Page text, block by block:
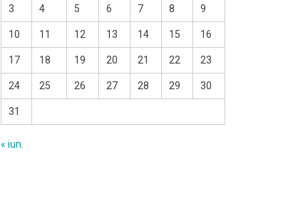
3 4 5 6 7 8 9
10 11 12 13 14 15 16
17 18 19 20 21 22 23
24 25 26 27 28 29 30
31
« iun.